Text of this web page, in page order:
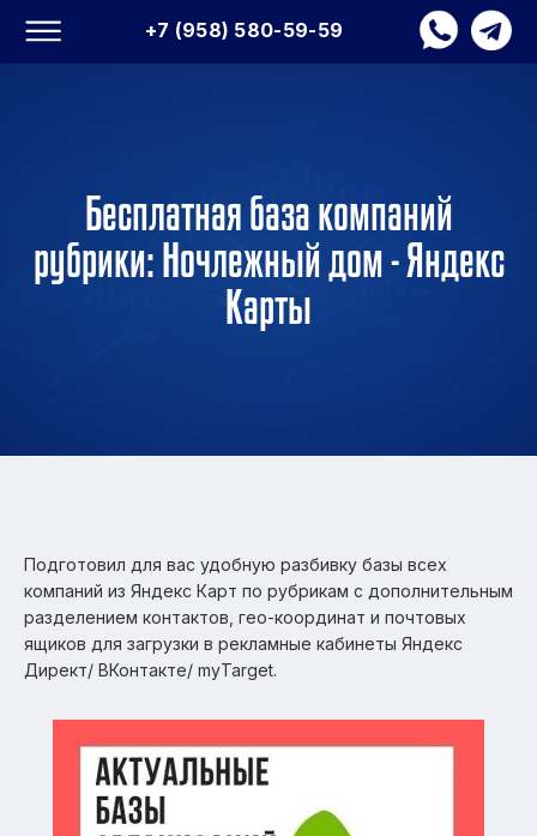
+7 (958) 580-59-59
Бесплатная база компаний
рубрики: Ночлежный дом - Яндекс
Карты
Подготовил для вас удобную разбивку базы всех
компаний из Яндекс Карт по рубрикам с дополнительным
разделением контактов, гео-координат и почтовых
ящиков для загрузки в рекламные кабинеты Яндекс
Директ/ ВКонтакте/ myTarget.